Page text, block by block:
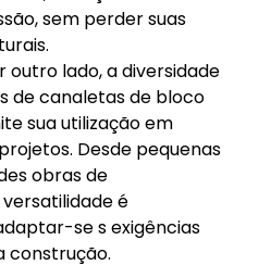
sem perder suas
outro lado, a diversidade
de canaletas de bloco
sua utilização em
Desde pequenas
obras de
é
se s exigências
construção.